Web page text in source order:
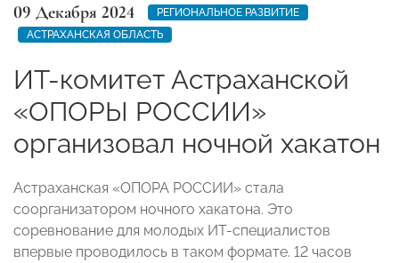
09 Декабря 2024
РЕГИОНАЛЬНОЕ РАЗВИТИЕ
АСТРАХАНСКАЯ ОБЛАСТЬ
ИТ-комитет Астраханской
«ОПОРЫ РОССИИ»
организовал ночной хакатон
Астраханская «ОПОРА РОССИИ» стала
соорганизатором ночного хакатона. Это
соревнование для молодых ИТ-специалистов
впервые проводилось в таком формате. 12 часов